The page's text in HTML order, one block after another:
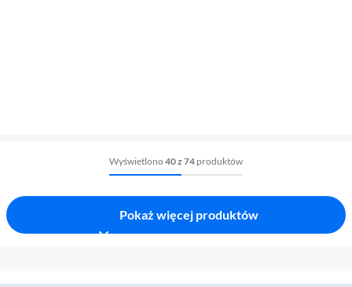
Wyświetlono 40 z 74 produktów
Pokaż więcej produktów